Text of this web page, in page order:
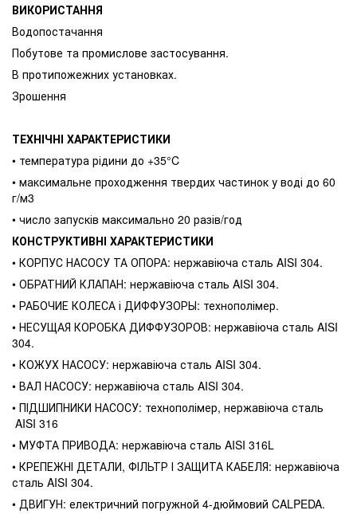
ВИКОРИСТАННЯ
Водопостачання
Побутове та промислове застосування.
В протипожежних установках.
Зрошення
ТЕХНІЧНІ ХАРАКТЕРИСТИКИ
• температура рідини до +35°C
• максимальне проходження твердих частинок у воді до 60
г/м3
• число запусків максимально 20 разів/год
КОНСТРУКТИВНІ ХАРАКТЕРИСТИКИ
• КОРПУС НАСОСУ ТА ОПОРА: нержавіюча сталь AISI 304.
• ОБРАТНИЙ КЛАПАН: нержавіюча сталь AISI 304.
• РАБОЧИЕ КОЛЕСА і ДИФФУЗОРЫ: технополімер.
• НЕСУЩАЯ КОРОБКА ДИФФУЗОРОВ: нержавіюча сталь AISI
304.
• КОЖУХ НАСОСУ: нержавіюча сталь AISI 304.
• ВАЛ НАСОСУ: нержавіюча сталь AISI 304.
• ПІДШИПНИКИ НАСОСУ: технополімер, нержавіюча сталь
AISI 316
• МУФТА ПРИВОДА: нержавіюча сталь AISI 316L
• КРЕПЕЖНІ ДЕТАЛИ, ФІЛЬТР І ЗАЩИТА КАБЕЛЯ: нержавіюча
сталь AISI 304.
• ДВИГУН: електричний погружной 4-дюймовий CALPEDA.